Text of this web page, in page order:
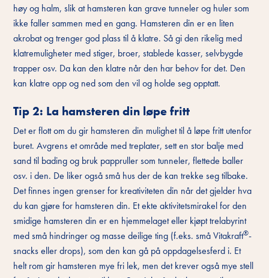
høy og halm, slik at hamsteren kan grave tunneler og huler som
ikke faller sammen med en gang. Hamsteren din er en liten
akrobat og trenger god plass til å klatre. Så gi den rikelig med
klatremuligheter med stiger, broer, stablede kasser, selvbygde
trapper osv. Da kan den klatre når den har behov for det. Den
kan klatre opp og ned som den vil og holde seg opptatt.
Tip 2: La hamsteren din løpe fritt
Det er flott om du gir hamsteren din mulighet til å løpe fritt utenfor
buret. Avgrens et område med treplater, sett en stor balje med
sand til bading og bruk pappruller som tunneler, flettede baller
osv. i den. De liker også små hus der de kan trekke seg tilbake.
Det finnes ingen grenser for kreativiteten din når det gjelder hva
du kan gjøre for hamsteren din. Et ekte aktivitetsmirakel for den
smidige hamsteren din er en hjemmelaget eller kjøpt trelabyrint
med små hindringer og masse deilige ting (f.eks. små Vitakraft®-
snacks eller drops), som den kan gå på oppdagelsesferd i. Et
helt rom gir hamsteren mye fri lek, men det krever også mye stell